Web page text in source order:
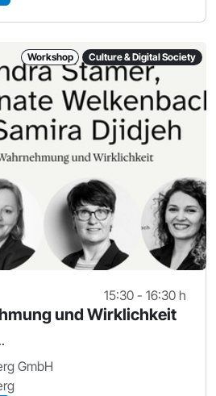
Workshop Culture & Digital Society
15:30 - 16:30 h
und Wirklichkeit
GmbH